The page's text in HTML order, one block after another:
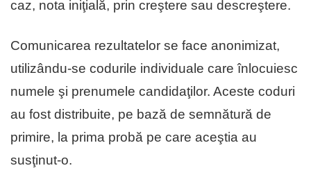
caz, nota iniţială, prin creştere sau descreştere.
Comunicarea rezultatelor se face anonimizat,
utilizându-se codurile individuale care înlocuiesc
numele şi prenumele candidaţilor. Aceste coduri
au fost distribuite, pe bază de semnătură de
primire, la prima probă pe care aceştia au
susţinut-o.